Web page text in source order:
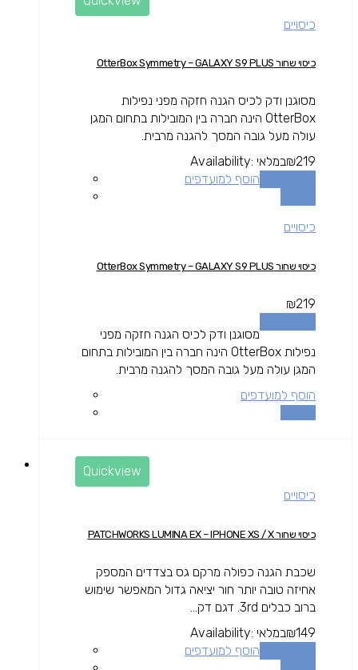
כיסויים
כיסוי שחור OtterBox Symmetry – GALAXY S9 PLUS
מסוגנן ודק לכיס הגנה חזקה מפני נפילות
OtterBox הינה חברה בין המובילות בתחום המגן
עולה מעל גובה המסך להגנה מרבית.
₪219
Availability: במלאי
הוסף למועדפים
כיסויים
כיסוי שחור OtterBox Symmetry – GALAXY S9 PLUS
₪219
מסוגנן ודק לכיס הגנה חזקה מפני
נפילות OtterBox הינה חברה בין המובילות בתחום
המגן עולה מעל גובה המסך להגנה מרבית.
הוסף למועדפים
Quickview
כיסויים
כיסוי שחור PATCHWORKS LUMINA EX – IPHONE XS / X
שכבת הגנה כפולה מרקם גס בצדדים המספק
אחיזה טובה יותר חור יציאה גדול המאפשר שימוש
ברוב כבלים 3rd. דגם דק...
₪149
Availability: במלאי
הוסף למועדפים